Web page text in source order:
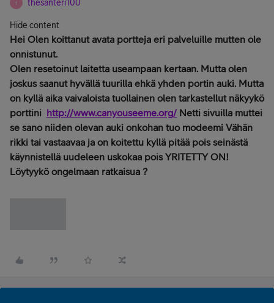
T thesanteri100
Hide content
Hei Olen koittanut avata portteja eri palveluille mutten ole
onnistunut.
Olen resetoinut laitetta useampaan kertaan. Mutta olen
joskus saanut hyvällä tuurilla ehkä yhden portin auki. Mutta
on kyllä aika vaivaloista tuollainen olen tarkastellut näkyykö
porttini http://www.canyouseeme.org/ Netti sivuilla muttei
se sano niiden olevan auki onkohan tuo modeemi Vähän
rikki tai vastaavaa ja on koitettu kyllä pitää pois seinästä
käynnistellä uudeleen uskokaa pois YRITETTY ON!
Löytyykö ongelmaan ratkaisua ?